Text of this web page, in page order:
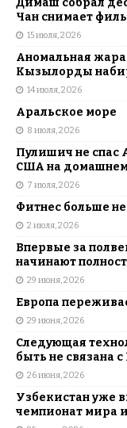
Димаш собрал
Чан снимает
15 июля, 2026
Аномальная жара
Кызылорды
14 июля, 2026
Аральское море
8 июля, 2026
Пулишич не спас
США на
7 июля, 2026
Фитнес больше
2 июля, 2026
Впервые за
начинают
29 июня, 2026
Европа
29 июня, 2026
Следующая
быть не связана
26 июня, 2026
Узбекистан уже
чемпионат мира